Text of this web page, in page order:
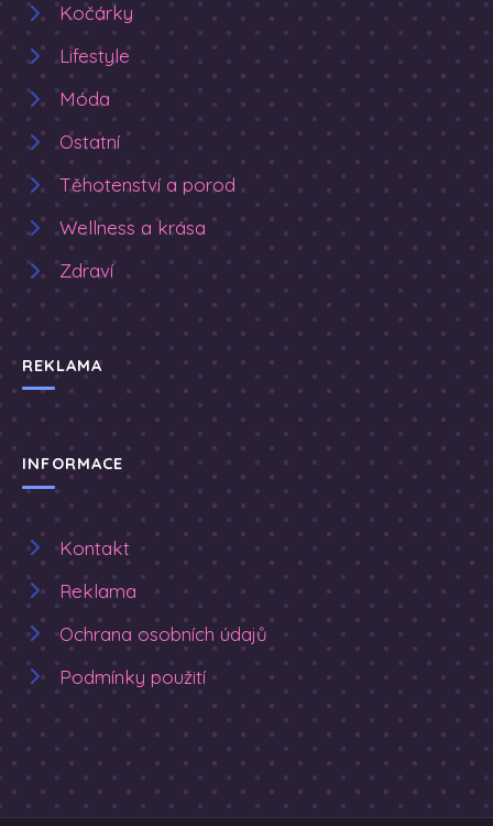
Kočárky
Lifestyle
Móda
Ostatní
Těhotenství a porod
Wellness a krása
Zdraví
REKLAMA
INFORMACE
Kontakt
Reklama
Ochrana osobních údajů
Podmínky použití